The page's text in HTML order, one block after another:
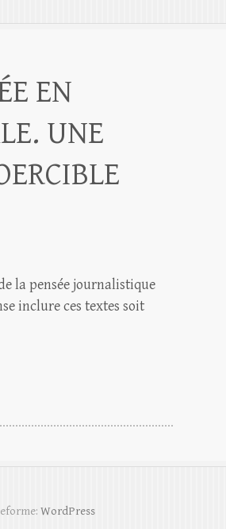
EN
UNE
la pensée journalistique
inclure ces textes soit
WordPress